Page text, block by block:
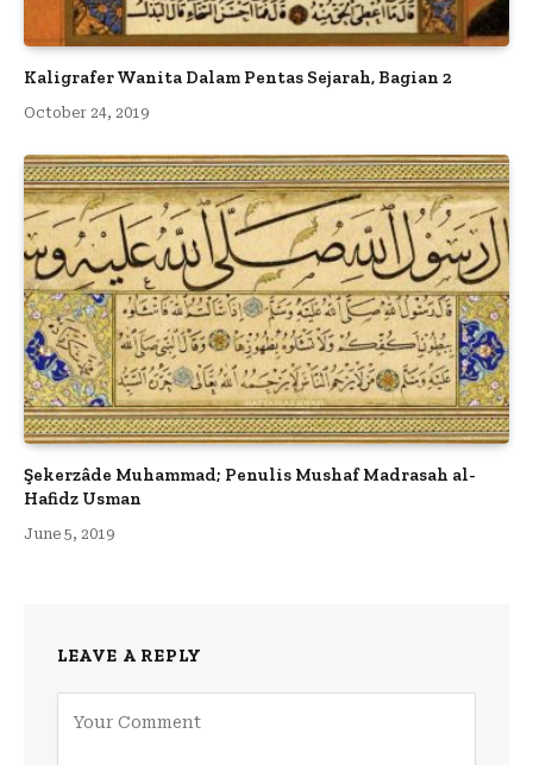
Kaligrafer Wanita Dalam Pentas Sejarah, Bagian 2
October 24, 2019
Şekerzâde Muhammad; Penulis Mushaf Madrasah al-
Hafidz Usman
June 5, 2019
LEAVE A REPLY